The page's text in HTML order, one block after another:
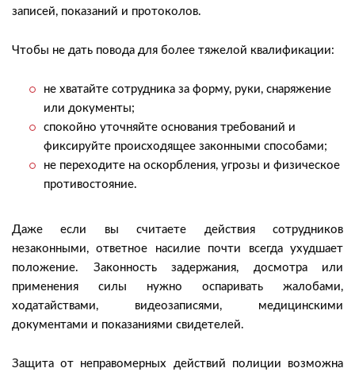
записей, показаний и протоколов.
Чтобы не дать повода для более тяжелой квалификации:
не хватайте сотрудника за форму, руки, снаряжение
или документы;
спокойно уточняйте основания требований и
фиксируйте происходящее законными способами;
не переходите на оскорбления, угрозы и физическое
противостояние.
Даже если вы считаете действия сотрудников
незаконными, ответное насилие почти всегда ухудшает
положение. Законность задержания, досмотра или
применения силы нужно оспаривать жалобами,
ходатайствами, видеозаписями, медицинскими
документами и показаниями свидетелей.
Защита от неправомерных действий полиции возможна